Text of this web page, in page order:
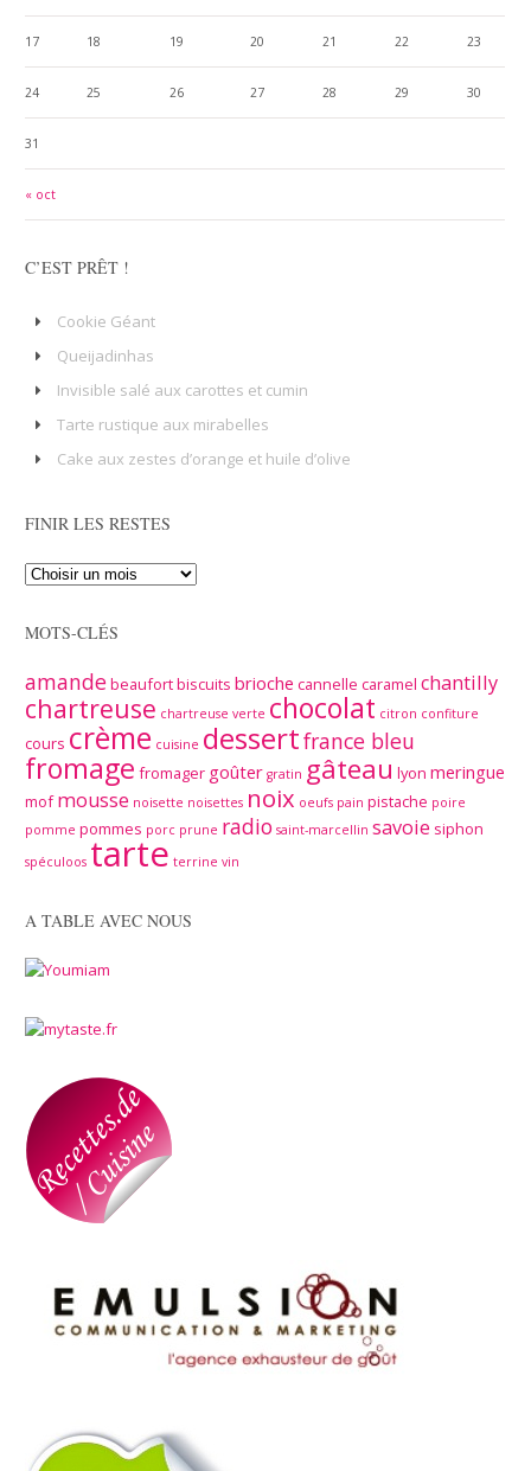
« oct
17 18 19 20 21 22 23
24 25 26 27 28 29 30
31
C’EST PRÊT !
Cookie Géant
Queijadinhas
Invisible salé aux carottes et cumin
Tarte rustique aux mirabelles
Cake aux zestes d’orange et huile d’olive
FINIR LES RESTES
MOTS-CLÉS
amandebeaufortbiscuits brioche cannelle caramel chantilly
chartreuse chartreuse verte chocolat citron confiture
cours crème cuisine dessertfrance bleu
fromage fromager goûter gratin gâteau lyon meringue
mof mousse noisette noisettes noix oeufs pain pistache poire
pomme pommes porc prune radio saint-marcellin savoie siphon
spéculoos tarte terrine vin
A TABLE AVEC NOUS